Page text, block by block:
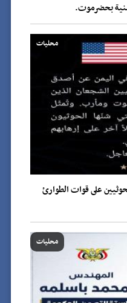
بحضرموت.
محليات
على قوات الطوارئ
محليات